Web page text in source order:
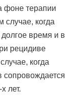
фоне терапии
когда
время и в
рецидиве
когда
сопровождается
лет.